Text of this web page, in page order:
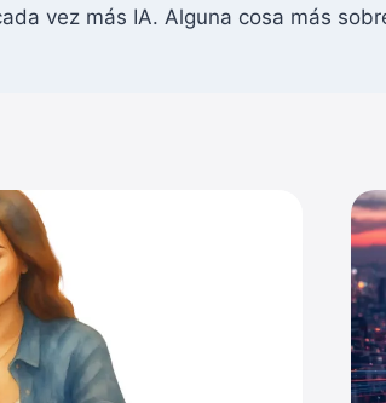
vez más IA. Alguna cosa más